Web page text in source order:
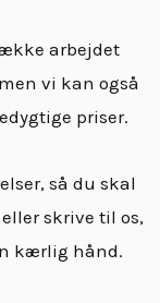
arbejdet
vi kan også
priser.
så du skal
skrive til os,
kærlig hånd.